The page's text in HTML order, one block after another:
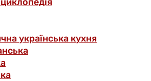
українська кухня